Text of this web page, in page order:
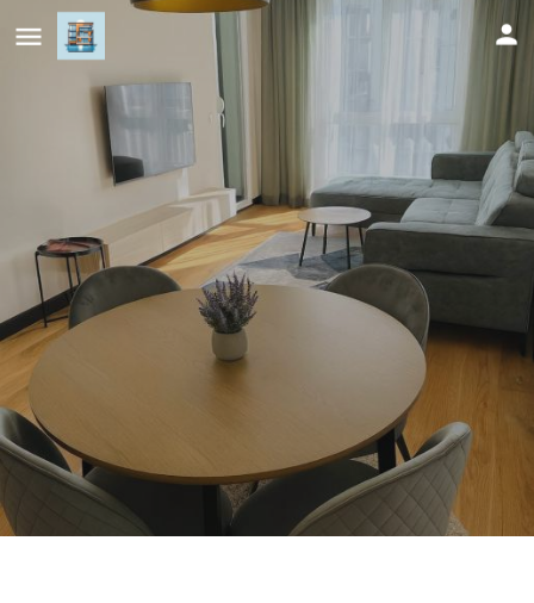
Avenija One apartman Sarajevo -
Free garage
Cijena (po danu)